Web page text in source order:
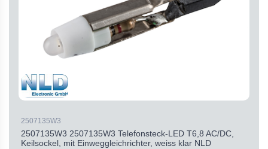
2507135W3
2507135W3 2507135W3 Telefonsteck-LED T6,8 AC/DC,
Keilsockel, mit Einweggleichrichter, weiss klar NLD